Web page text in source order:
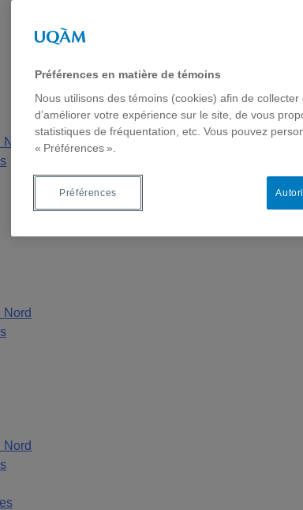
Nord
Nord
Préférences en matière de témoins
Nous utilisons des témoins (cookies) afin de
d’améliorer votre expérience sur le site, de vous
statistiques de fréquentation, etc. Vous pouvez
« Préférences ».
Préférences